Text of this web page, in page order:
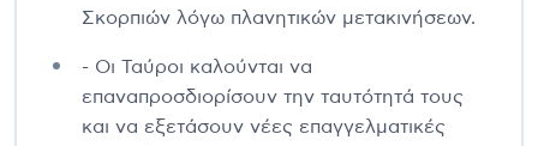
Σκορπιών λόγω πλανητικών μετακινήσεων.
- Οι Ταύροι καλούνται να
επαναπροσδιορίσουν την ταυτότητά τους
και να εξετάσουν νέες επαγγελματικές